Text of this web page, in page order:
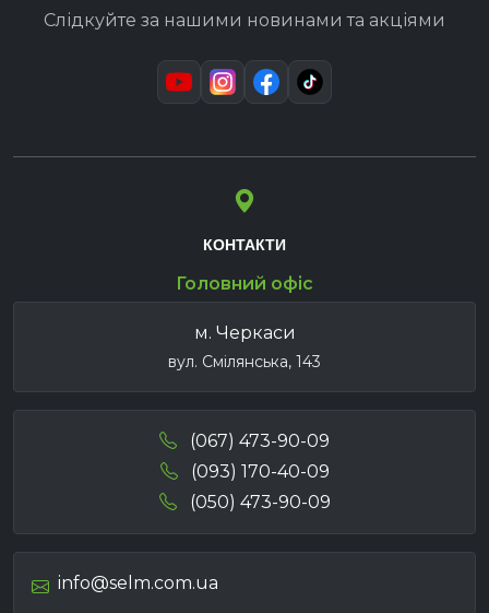
Слідкуйте за нашими новинами та акціями
КОНТАКТИ
Головний офіс
м. Черкаси
вул. Смілянська, 143
(067) 473-90-09
(093) 170-40-09
(050) 473-90-09
info@selm.com.ua